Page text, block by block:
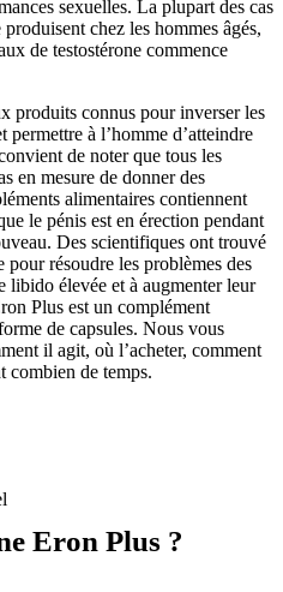
sexuelles. La plupart des cas
chez les hommes âgés,
de testostérone commence
produits connus pour inverser les
permettre à l’homme d’atteindre
de noter que tous les
en mesure de donner des
alimentaires contiennent
le pénis est en érection pendant
Des scientifiques ont trouvé
résoudre les problèmes des
libido élevée et à augmenter leur
Plus est un complément
de capsules. Nous vous
il agit, où l’acheter, comment
combien de temps.
Eron Plus ?